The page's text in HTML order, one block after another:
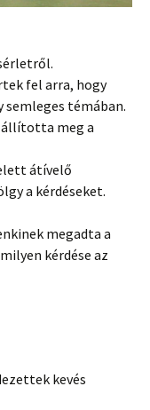
fel arra, hogy
témában.
állította meg a
átívelő
a kérdéseket.
megadta a
kérdése az
kevés